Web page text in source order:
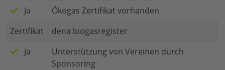
Ja
Ökogas Zertifikat vorhanden
Zertifikat
dena biogasregister
Ja
Unterstützung von Vereinen durch
Sponsoring